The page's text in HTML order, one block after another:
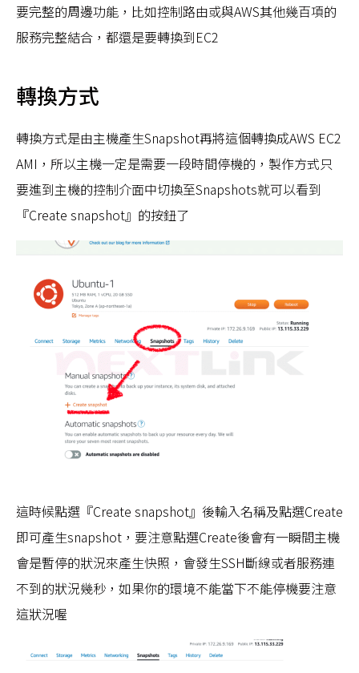
要完整的周邊功能，比如控制路由或與AWS其他幾百項的
服務完整結合，都還是要轉換到EC2
轉換方式
轉換方式是由主機產生Snapshot再將這個轉換成AWS EC2
AMI，所以主機一定是需要一段時間停機的，製作方式只
要進到主機的控制介面中切換至Snapshots就可以看到
『Create snapshot』的按鈕了
這時候點選『Create snapshot』後輸入名稱及點選Create
即可產生snapshot，要注意點選Create後會有一瞬間主機
會是暫停的狀況來產生快照，會發生SSH斷線或者服務連
不到的狀況幾秒，如果你的環境不能當下不能停機要注意
這狀況喔